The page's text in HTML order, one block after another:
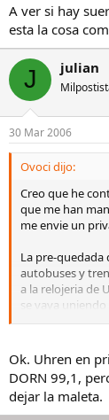
A ver si hay
esta la cosa
J julian
30 Mar 2006
Ovoci dijo:
Creo que he
que me han
me envie un
La pre-quedada
autobuses y
a la relojeria de
se vaya
se lo permitan.
A ver si hay
cosa complicada.
Ok. Uhren en
DORN 99,1,
dejar la maleta.